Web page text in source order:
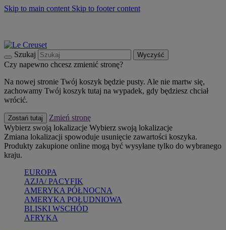
Skip to main content Skip to footer content
Szukaj Wyczyść
Czy napewno chcesz zmienić stronę?
Na nowej stronie Twój koszyk będzie pusty. Ale nie martw się,
zachowamy Twój koszyk tutaj na wypadek, gdy będziesz chciał
wrócić.
Zostań tutaj
Zmień stronę
Wybierz swoją lokalizacje Wybierz swoją lokalizacje
Zmiana lokalizacji spowoduje usunięcie zawartości koszyka.
Produkty zakupione online mogą być wysyłane tylko do wybranego
kraju.
EUROPA
AZJA/ PACYFIK
AMERYKA PÓŁNOCNA
AMERYKA POŁUDNIOWA
BLISKI WSCHÓD
AFRYKA